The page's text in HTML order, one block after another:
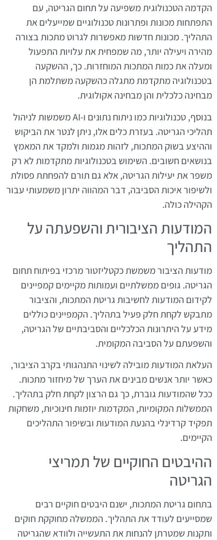
הקדמה הטכנולוגית משפיעה על תחום הגריטה, עם
התפתחות מכונות ופתרונות טכנולוגיים שמייעלים את
התהליך. מכונות חדשות מאפשרות לגרוט מתכות בצורה
מהירה ויעילה יותר, מה שמפחית את עלויות התפעול
ומעלה את כמות המתכות המוחזרות. כך, ההשקעה
בטכנולוגיה מתקדמת מתגלה כהשקעה משתלמת הן
מבחינה כלכלית והן מבחינה אקולוגית.
בנוסף, טכנולוגיות כמו ניתוח נתונים ו-AI משמשות לניהול
תהליכי הגריטה. בעזרת כלים אלו, ניתן לנטר את הביקוש
וההיצע בשוק המתכות, לזהות מגמות ולמקד את המאמץ
בנושאים חשובים. השימוש בטכנולוגיות מתקדמות לא רק
משפר את יעילות הגריטה, אלא גם תורם להפחתת פסולת
ולשיפור איכות הסביבה, דבר המהווה יתרון משמעותי עבור
הקהילה כולה.
המודעות הציבורית והשפעתה על
התהליך
מודעות הציבור משמשת כקטליזטור מרכזי בפיתוח תחום
הגריטה. גופים ממשלתיים ועמותות מקיימים קמפיינים
לקידום המודעות לחשיבות גריטת המתכות, והציבור
מתבקש לקחת חלק פעיל בתהליך. הקמפיינים כוללים
מידע על היתרונות הכלכליים והסביבתיים של הגריטה,
והשפעתם על הסביבה המקומית.
העלאת המודעות מובילה לשינוי התנהגותי בקרב הציבור,
כאשר יותר אנשים מבינים את הערך של מיחזור מתכות.
ככל שהמודעות גוברת, כך גם הרצון לקחת חלק בתהליך.
הממשלות המקומיות, המקדמות יוזמות חינוכיות, משחקות
תפקיד קרדינלי בהנעת המודעות ובשיפור התהליכים
הקיימים.
ההיבטים החוקיים של תמריצי
הגריטה
בתחום גריטת המתכות, ישנם היבטים חוקיים רבים
שמסייעים לעודד את התהליך. הממשלה מחוקקת חוקים
ותקנות שמטרתן להנחות את התעשייה ולוודא שהגריטה